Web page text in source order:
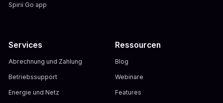
Spirii Go app
Services
Abrechnung und Zahlung
Betriebssupport
Energie und Netz
Ressourcen
Blog
Webinare
Features